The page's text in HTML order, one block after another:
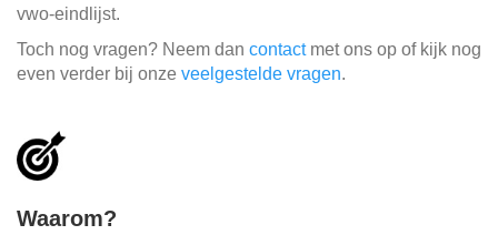
vwo-eindlijst.
Toch nog vragen? Neem dan contactmet ons op of kijk nog
even verder bij onze veelgestelde vragen.
Waarom?